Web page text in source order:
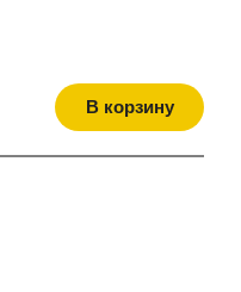
В корзину